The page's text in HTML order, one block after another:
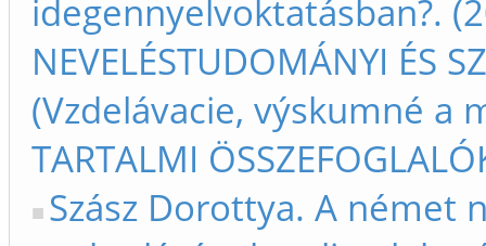
idegennyelvoktatásban?.
NEVELÉSTUDOMÁNYI ÉS
(Vzdelávacie, výskumné a
TARTALMI
Szász Dorottya. A német